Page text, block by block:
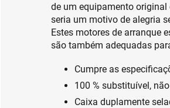
de um equipamento
seria um motivo de alegria
Estes motores de arranque
são também adequadas
Cumpre as
100 % substituível,
Caixa duplamente